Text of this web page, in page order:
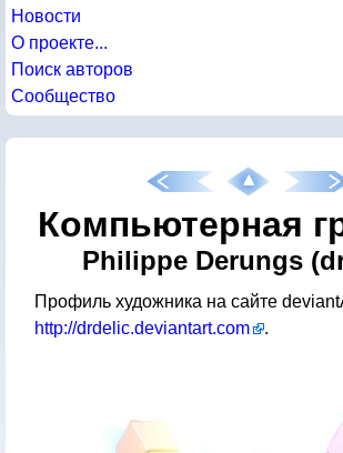
Новости
О проекте...
Поиск авторов
Сообщество
Компьютерная
Philippe Derungs
Профиль художника на сайте
http://drdelic.deviantart.com
.